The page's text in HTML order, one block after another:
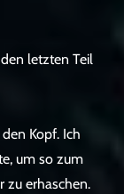
letzten Teil
Kopf. Ich
um so zum
zu erhaschen.